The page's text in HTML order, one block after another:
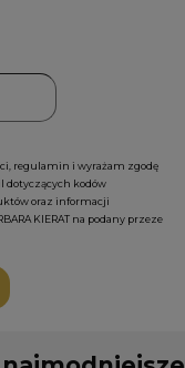
regulamin i wyrażam zgodę
dotyczących kodów
oraz informacji
KIERAT na podany przeze